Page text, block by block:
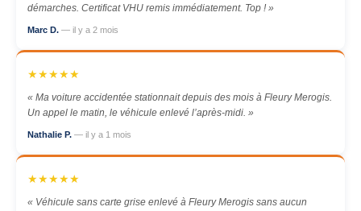
démarches. Certificat VHU remis immédiatement. Top ! »
Marc D. — il y a 2 mois
★★★★★
« Ma voiture accidentée stationnait depuis des mois à Fleury Merogis.
Un appel le matin, le véhicule enlevé l’après-midi. »
Nathalie P. — il y a 1 mois
★★★★★
« Véhicule sans carte grise enlevé à Fleury Merogis sans aucun